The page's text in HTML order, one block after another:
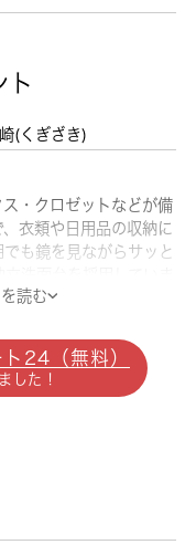
ト
(くぎざき)
・クロゼットなどが備
衣類や日用品の収納に
も鏡を見ながらサッと
はいかがでしょうか。
物件で安心して暮らせ
日にちはどうぞご相談
の住まい探しを応援す
多くの方に支持される
読む
24（無料）
した！